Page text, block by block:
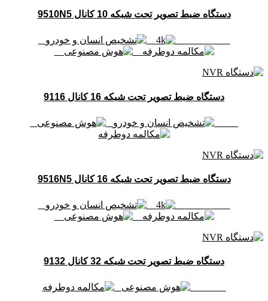
دستگاه ضبط تصویر تحت شبکه 10 کانال 9510N5
دستگاه ضبط تصویر تحت شبکه 16 کانال 9116
دستگاه ضبط تصویر تحت شبکه 16 کانال 9516N5
دستگاه ضبط تصویر تحت شبکه 32 کانال 9132